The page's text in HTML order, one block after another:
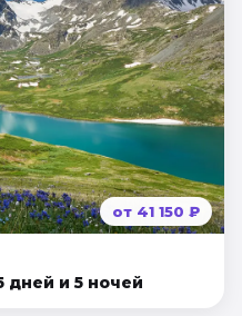
от 41 150 ₽
дней и 5 ночей